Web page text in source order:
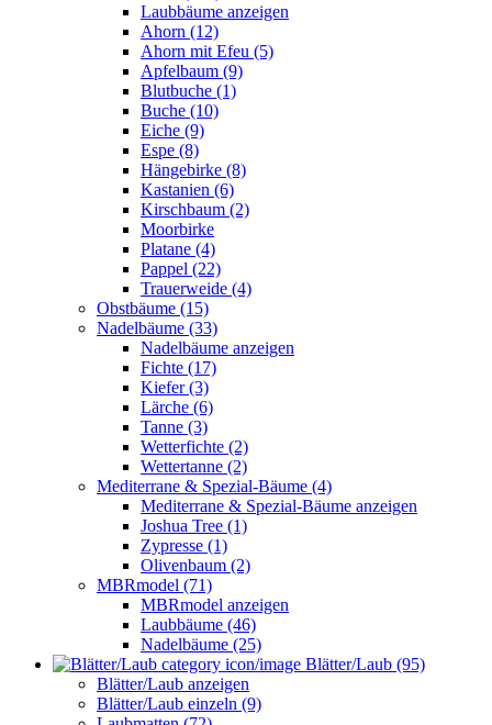
Laubbäume anzeigen
Ahorn (12)
Ahorn mit Efeu (5)
Apfelbaum (9)
Blutbuche (1)
Buche (10)
Eiche (9)
Espe (8)
Hängebirke (8)
Kastanien (6)
Kirschbaum (2)
Moorbirke
Platane (4)
Pappel (22)
Trauerweide (4)
Obstbäume (15)
Nadelbäume (33)
Nadelbäume anzeigen
Fichte (17)
Kiefer (3)
Lärche (6)
Tanne (3)
Wetterfichte (2)
Wettertanne (2)
Mediterrane & Spezial-Bäume (4)
Mediterrane & Spezial-Bäume anzeigen
Joshua Tree (1)
Zypresse (1)
Olivenbaum (2)
MBRmodel (71)
MBRmodel anzeigen
Laubbäume (46)
Nadelbäume (25)
Blätter/Laub (95)
Blätter/Laub anzeigen
Blätter/Laub einzeln (9)